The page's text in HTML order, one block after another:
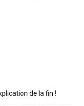
de la fin !